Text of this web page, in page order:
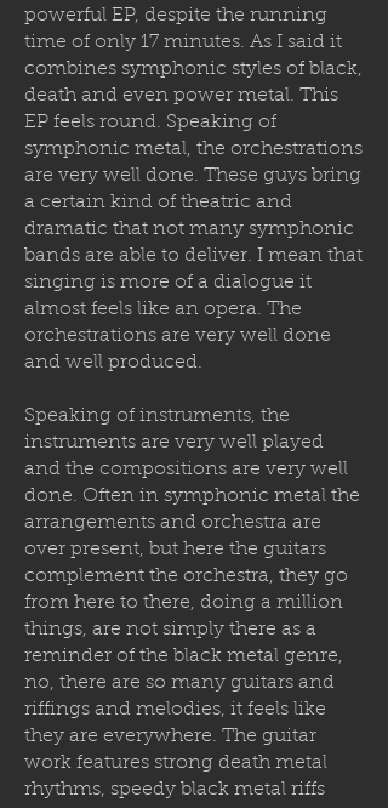
powerful EP, despite the running
time of only 17 minutes. As I said it
combines symphonic styles of black,
death and even power metal. This
EP feels round. Speaking of
symphonic metal, the orchestrations
are very well done. These guys bring
a certain kind of theatric and
dramatic that not many symphonic
bands are able to deliver. I mean that
singing is more of a dialogue it
almost feels like an opera. The
orchestrations are very well done
and well produced.
Speaking of instruments, the
instruments are very well played
and the compositions are very well
done. Often in symphonic metal the
arrangements and orchestra are
over present, but here the guitars
complement the orchestra, they go
from here to there, doing a million
things, are not simply there as a
reminder of the black metal genre,
no, there are so many guitars and
riffings and melodies, it feels like
they are everywhere. The guitar
work features strong death metal
rhythms, speedy black metal riffs